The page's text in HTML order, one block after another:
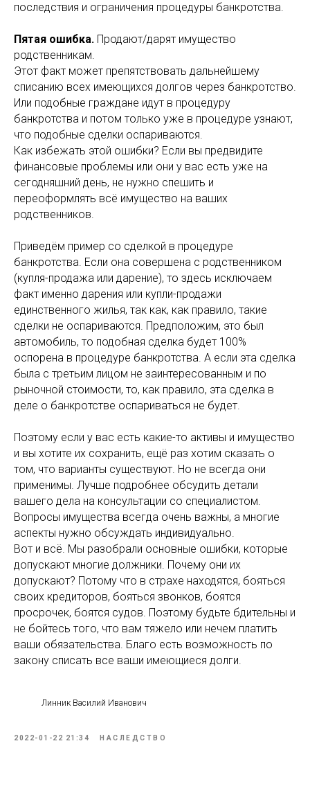
последствия и ограничения процедуры банкротства.
Пятая ошибка. Продают/дарят имущество
родственникам.
Этот факт может препятствовать дальнейшему
списанию всех имеющихся долгов через банкротство.
Или подобные граждане идут в процедуру
банкротства и потом только уже в процедуре узнают,
что подобные сделки оспариваются.
Как избежать этой ошибки? Если вы предвидите
финансовые проблемы или они у вас есть уже на
сегодняшний день, не нужно спешить и
переоформлять всё имущество на ваших
родственников.
Приведём пример со сделкой в процедуре
банкротства. Если она совершена с родственником
(купля-продажа или дарение), то здесь исключаем
факт именно дарения или купли-продажи
единственного жилья, так как, как правило, такие
сделки не оспариваются. Предположим, это был
автомобиль, то подобная сделка будет 100%
оспорена в процедуре банкротства. А если эта сделка
была с третьим лицом не заинтересованным и по
рыночной стоимости, то, как правило, эта сделка в
деле о банкротстве оспариваться не будет.
Поэтому если у вас есть какие-то активы и имущество
и вы хотите их сохранить, ещё раз хотим сказать о
том, что варианты существуют. Но не всегда они
применимы. Лучше подробнее обсудить детали
вашего дела на консультации со специалистом.
Вопросы имущества всегда очень важны, а многие
аспекты нужно обсуждать индивидуально.
Вот и всё. Мы разобрали основные ошибки, которые
допускают многие должники. Почему они их
допускают? Потому что в страхе находятся, бояться
своих кредиторов, бояться звонков, боятся
просрочек, боятся судов. Поэтому будьте бдительны и
не бойтесь того, что вам тяжело или нечем платить
ваши обязательства. Благо есть возможность по
закону списать все ваши имеющиеся долги.
Линник Василий Иванович
2022-01-22 21:34 НАСЛЕДСТВО